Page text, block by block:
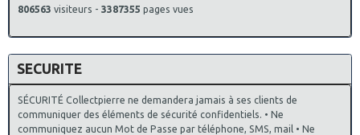
806563 visiteurs - 3387355 pages vues
SECURITE
SÉCURITÉ Collectpierre ne demandera jamais à ses clients de
communiquer des éléments de sécurité confidentiels. • Ne
communiquez aucun Mot de Passe par téléphone, SMS, mail • Ne